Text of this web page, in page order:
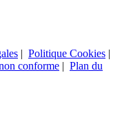
| Politique Cookies |
conforme | Plan du